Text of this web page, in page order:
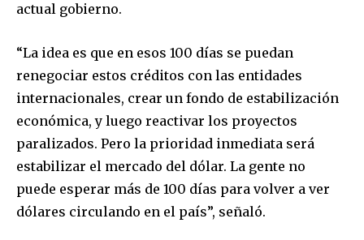
actual gobierno.
“La idea es que en esos 100 días se puedan
renegociar estos créditos con las entidades
internacionales, crear un fondo de estabilización
económica, y luego reactivar los proyectos
paralizados. Pero la prioridad inmediata será
estabilizar el mercado del dólar. La gente no
puede esperar más de 100 días para volver a ver
dólares circulando en el país”, señaló.